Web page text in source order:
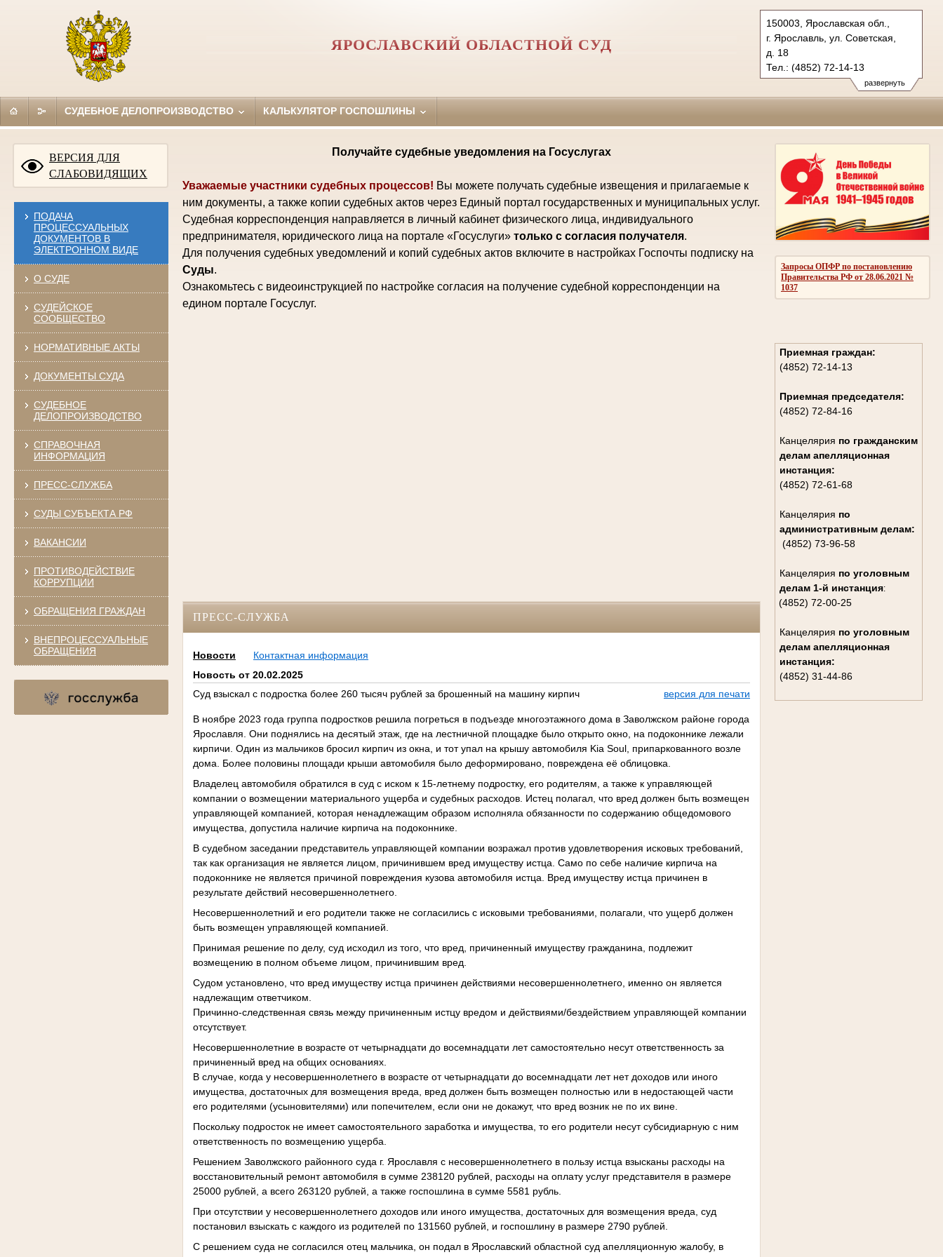
развернуть
150003, Ярославская обл.,
г. Ярославль, ул. Советская,
д. 18
Тел.: (4852) 72-14-13
oblsud.jrs@sudrf.ru
law@law.yar.ru
ЯРОСЛАВСКИЙ ОБЛАСТНОЙ СУД
СУДЕБНОЕ ДЕЛОПРОИЗВОДСТВО КАЛЬКУЛЯТОР ГОСПОШЛИНЫ
ВЕРСИЯ ДЛЯ
СЛАБОВИДЯЩИХ
ПОДАЧА
ПРОЦЕССУАЛЬНЫХ
ДОКУМЕНТОВ В
ЭЛЕКТРОННОМ ВИДЕ
О СУДЕ
СУДЕЙСКОЕ
СООБЩЕСТВО
НОРМАТИВНЫЕ АКТЫ
ДОКУМЕНТЫ СУДА
СУДЕБНОЕ
ДЕЛОПРОИЗВОДСТВО
СПРАВОЧНАЯ
ИНФОРМАЦИЯ
ПРЕСС-СЛУЖБА
СУДЫ СУБЪЕКТА РФ
ВАКАНСИИ
ПРОТИВОДЕЙСТВИЕ
КОРРУПЦИИ
ОБРАЩЕНИЯ ГРАЖДАН
ВНЕПРОЦЕССУАЛЬНЫЕ
ОБРАЩЕНИЯ
Запросы ОПФР по постановлению
Правительства РФ от 28.06.2021 №
1037
Приемная граждан:
(4852) 72-14-13
Приемная председателя:
(4852) 72-84-16
Канцелярия по гражданским
делам апелляционная
инстанция:
(4852) 72-61-68
Канцелярия по
административным делам:
(4852) 73-96-58
Канцелярия по уголовным
делам 1-й инстанция:
(4852) 72-00-25
Канцелярия по уголовным
делам апелляционная
инстанция:
(4852) 31-44-86
Получайте судебные уведомления на Госуслугах
Уважаемые участники судебных процессов! Вы можете получать судебные извещения и прилагаемые к
ним документы, а также копии судебных актов через Единый портал государственных и муниципальных услуг.
Судебная корреспонденция направляется в личный кабинет физического лица, индивидуального
предпринимателя, юридического лица на портале «Госуслуги» только с согласия получателя.
Для получения судебных уведомлений и копий судебных актов включите в настройках Госпочты подписку на
Суды.
Ознакомьтесь с видеоинструкцией по настройке согласия на получение судебной корреспонденции на
едином портале Госуслуг.
ПРЕСС-СЛУЖБА
Новости
Контактная информация
Новость от 20.02.2025
Суд взыскал с подростка более 260 тысяч рублей за брошенный на машину кирпич
версия для печати
В ноябре 2023 года группа подростков решила погреться в подъезде многоэтажного дома в Заволжском районе города
Ярославля. Они поднялись на десятый этаж, где на лестничной площадке было открыто окно, на подоконнике лежали
кирпичи. Один из мальчиков бросил кирпич из окна, и тот упал на крышу автомобиля Kia Soul, припаркованного возле
дома. Более половины площади крыши автомобиля было деформировано, повреждена её облицовка.
Владелец автомобиля обратился в суд с иском к 15-летнему подростку, его родителям, а также к управляющей
компании о возмещении материального ущерба и судебных расходов. Истец полагал, что вред должен быть возмещен
управляющей компанией, которая ненадлежащим образом исполняла обязанности по содержанию общедомового
имущества, допустила наличие кирпича на подоконнике.
В судебном заседании представитель управляющей компании возражал против удовлетворения исковых требований,
так как организация не является лицом, причинившем вред имуществу истца. Само по себе наличие кирпича на
подоконнике не является причиной повреждения кузова автомобиля истца. Вред имуществу истца причинен в
результате действий несовершеннолетнего.
Несовершеннолетний и его родители также не согласились с исковыми требованиями, полагали, что ущерб должен
быть возмещен управляющей компанией.
Принимая решение по делу, суд исходил из того, что вред, причиненный имуществу гражданина, подлежит
возмещению в полном объеме лицом, причинившим вред.
Судом установлено, что вред имуществу истца причинен действиями несовершеннолетнего, именно он является
надлежащим ответчиком.
Причинно-следственная связь между причиненным истцу вредом и действиями/бездействием управляющей компании
отсутствует.
Несовершеннолетние в возрасте от четырнадцати до восемнадцати лет самостоятельно несут ответственность за
причиненный вред на общих основаниях.
В случае, когда у несовершеннолетнего в возрасте от четырнадцати до восемнадцати лет нет доходов или иного
имущества, достаточных для возмещения вреда, вред должен быть возмещен полностью или в недостающей части
его родителями (усыновителями) или попечителем, если они не докажут, что вред возник не по их вине.
Поскольку подросток не имеет самостоятельного заработка и имущества, то его родители несут субсидиарную с ним
ответственность по возмещению ущерба.
Решением Заволжского районного суда г. Ярославля с несовершеннолетнего в пользу истца взысканы расходы на
восстановительный ремонт автомобиля в сумме 238120 рублей, расходы на оплату услуг представителя в размере
25000 рублей, а всего 263120 рублей, а также госпошлина в сумме 5581 рубль.
При отсутствии у несовершеннолетнего доходов или иного имущества, достаточных для возмещения вреда, суд
постановил взыскать с каждого из родителей по 131560 рублей, и госпошлину в размере 2790 рублей.
С решением суда не согласился отец мальчика, он подал в Ярославский областной суд апелляционную жалобу, в